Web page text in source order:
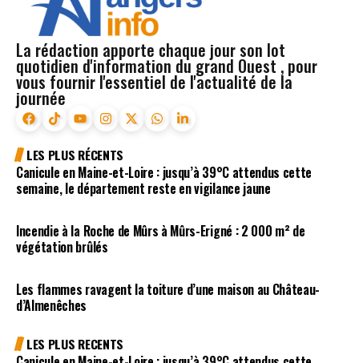
La rédaction apporte chaque jour son lot
quotidien d'information du grand Ouest , pour
vous fournir l'essentiel de l'actualité de la
journée
LES PLUS RÉCENTS
Canicule en Maine-et-Loire : jusqu’à 39°C attendus cette
semaine, le département reste en vigilance jaune
Incendie à la Roche de Mûrs à Mûrs-Erigné : 2 000 m² de
végétation brûlés
Les flammes ravagent la toiture d’une maison au Château-
d’Almenêches
LES PLUS RECENTS